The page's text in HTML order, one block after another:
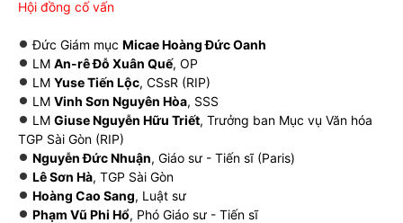
Hội đồng cố vấn
Đức Giám mục Micae Hoàng Đức Oanh
LM An-rê Đỗ Xuân Quế, OP
LM Yuse Tiến Lộc, CSsR (RIP)
LM Vinh Sơn Nguyên Hòa, SSS
LM Giuse Nguyễn Hữu Triết, Trưởng ban Mục vụ Văn hóa
TGP Sài Gòn (RIP)
Nguyễn Đức Nhuận, Giáo sư - Tiến sĩ (Paris)
Lê Sơn Hà, TGP Sài Gòn
Hoàng Cao Sang, Luật sư
Phạm Vũ Phi Hổ, Phó Giáo sư - Tiến sĩ